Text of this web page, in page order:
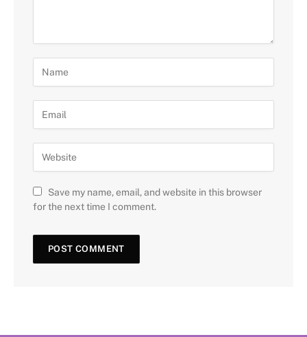
Save my name, email, and website in this browser
for the next time I comment.